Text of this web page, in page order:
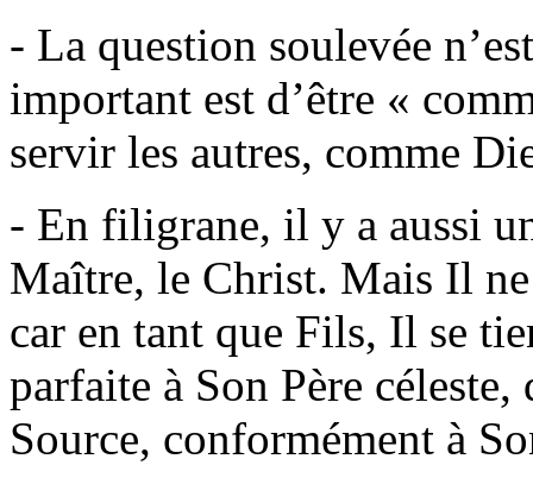
- La question soulevée
important est d’être «
servir les autres, comme
- En filigrane, il y a aussi
Maître, le Christ. Mais Il
car en tant que Fils, Il se
parfaite à Son Père
Source, conformément à